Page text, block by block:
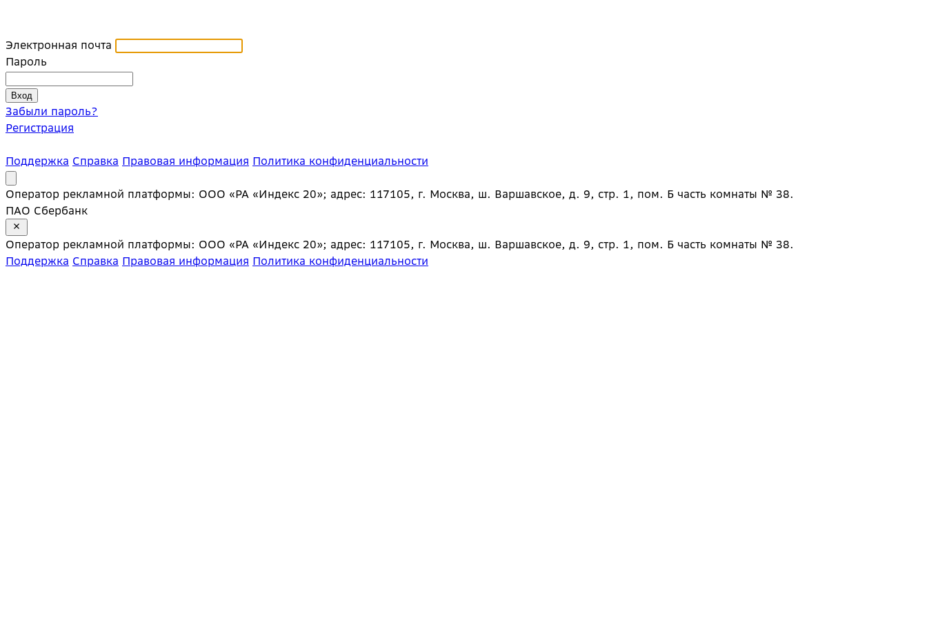
Электронная почта
Пароль
Забыли пароль?
Регистрация
Поддержка Справка Правовая информация Политика конфиденциальности
Оператор рекламной платформы: ООО «РА «Индекс 20»; адрес: 117105, г. Москва, ш. Варшавское, д. 9, стр. 1, пом. Б часть комнаты № 38.
ПАО Сбербанк
Оператор рекламной платформы: ООО «РА «Индекс 20»; адрес: 117105, г. Москва, ш. Варшавское, д. 9, стр. 1, пом. Б часть комнаты № 38.
Поддержка Справка Правовая информация Политика конфиденциальности